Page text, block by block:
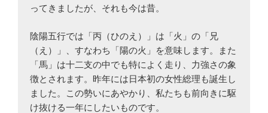
種）”
ってきましたが、それも今は昔。
陰陽五行では「丙（ひのえ）」は「火」の「兄
（え）」、すなわち「陽の火」を意味します。また
「馬」は十二支の中でも特によく走り、力強さの象
徴とされます。昨年には日本初の女性総理も誕生し
ました。この勢いにあやかり、私たちも前向きに駆
け抜ける一年にしたいものです。